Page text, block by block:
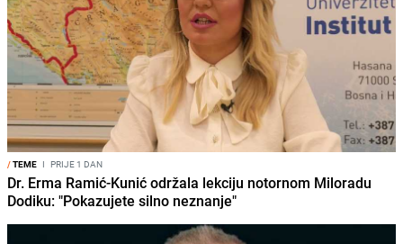
/TEME I PRIJE 1 DAN
Dr. Erma Ramić-Kunić održala lekciju notornom Miloradu
Dodiku: "Pokazujete silno neznanje"